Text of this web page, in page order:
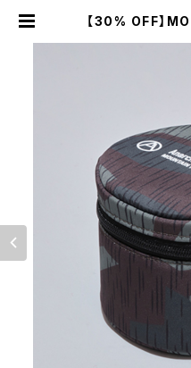
【30% OFF】